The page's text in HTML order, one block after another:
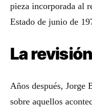
pieza incorporada al
Estado de junio de
La
Años después, Jorge
sobre aquellos